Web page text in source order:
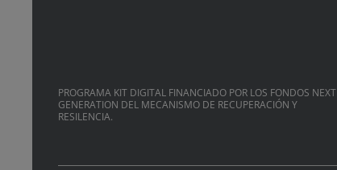
PROGRAMA KIT DIGITAL FINANCIADO POR LOS FONDOS NEXT
GENERATION DEL MECANISMO DE RECUPERACIÓN Y
RESILENCIA.